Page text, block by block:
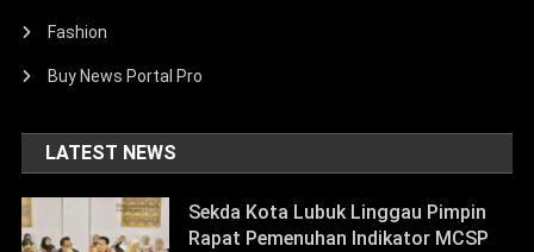
Fashion
Buy News Portal Pro
LATEST NEWS
Sekda Kota Lubuk Linggau Pimpin
Rapat Pemenuhan Indikator MCSP